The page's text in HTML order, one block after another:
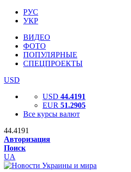
РУС
УКР
ВИДЕО
ФОТО
ПОПУЛЯРНЫЕ
СПЕЦПРОЕКТЫ
USD
USD 44.4191
EUR 51.2905
Все курсы валют
44.4191
Авторизация
Поиск
UA